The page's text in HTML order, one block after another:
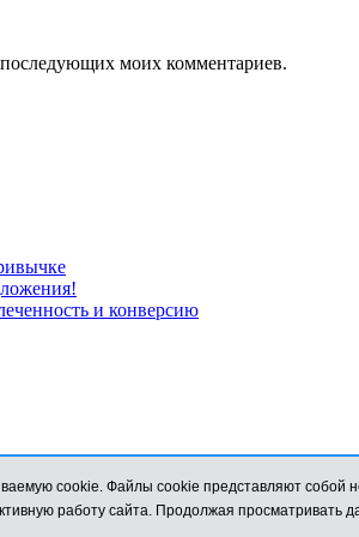
последующих моих комментариев.
и конверсию
компьютере или мобильном устройстве, и